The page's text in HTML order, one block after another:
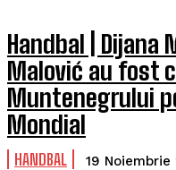
Handbal | Dijana
Malović au fost
Muntenegrului
Mondial
HANDBAL 19 Noiembrie